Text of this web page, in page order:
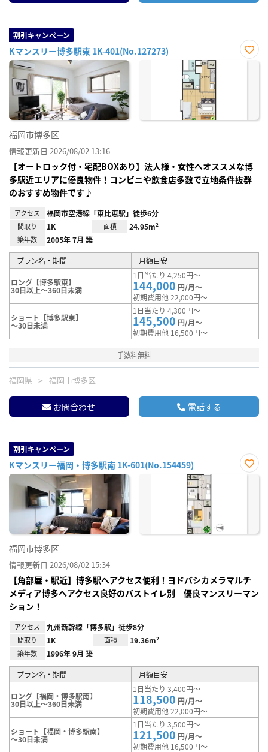
割引キャンペーン
Kマンスリー博多駅東 1K-401(No.127273)
お気
福岡市博多区
情報更新日 2026/08/02 13:16
【オートロック付・宅配BOXあり】法人様・女性へオススメな博
多駅近エリアに優良物件！コンビニや飲食店多数で立地条件抜群
のおすすめ物件です♪
アクセス 福岡市空港線「東比恵駅」徒歩6分
間取り 1K 面積 24.95m²
築年数 2005年 7月 築
プラン名・期間 月額目安
ロング【博多駅東】
30日以上～360日未満
1日当たり 4,250円～
144,000 円/月～
初期費用他 22,000円～
ショート【博多駅東】
～30日未満
1日当たり 4,300円～
145,500 円/月～
初期費用他 16,500円～
手数料無料
福岡県 福岡市博多区
お問合わせ 電話する
割引キャンペーン
Kマンスリー福岡・博多駅南 1K-601(No.154459)
お気
福岡市博多区
情報更新日 2026/08/02 15:34
【角部屋・駅近】博多駅へアクセス便利！ヨドバシカメラマルチ
メディア博多へアクセス良好のバストイレ別 優良マンスリーマン
ション！
アクセス 九州新幹線「博多駅」徒歩8分
間取り 1K 面積 19.36m²
築年数 1996年 9月 築
プラン名・期間 月額目安
ロング【福岡・博多駅南】
30日以上～360日未満
1日当たり 3,400円～
118,500 円/月～
初期費用他 22,000円～
ショート【福岡・博多駅南】
～30日未満
1日当たり 3,500円～
121,500 円/月～
初期費用他 16,500円～